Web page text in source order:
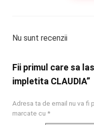
Nu sunt recenzii
Fii primul care sa
impletita CLAUDIA”
Adresa ta de email nu va fi
marcate cu *